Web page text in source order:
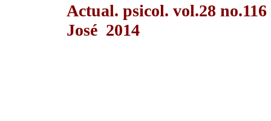
Actual. psicol. vol.28 no.116
José 2014